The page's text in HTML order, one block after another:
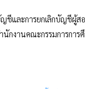
ชีและการยกเลิกบัญชีผู้ส
นักงานคณะกรรมการกา